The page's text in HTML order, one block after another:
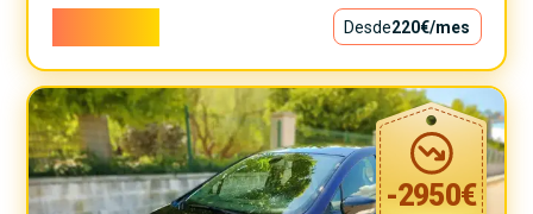
Desde220€/mes
-2950€